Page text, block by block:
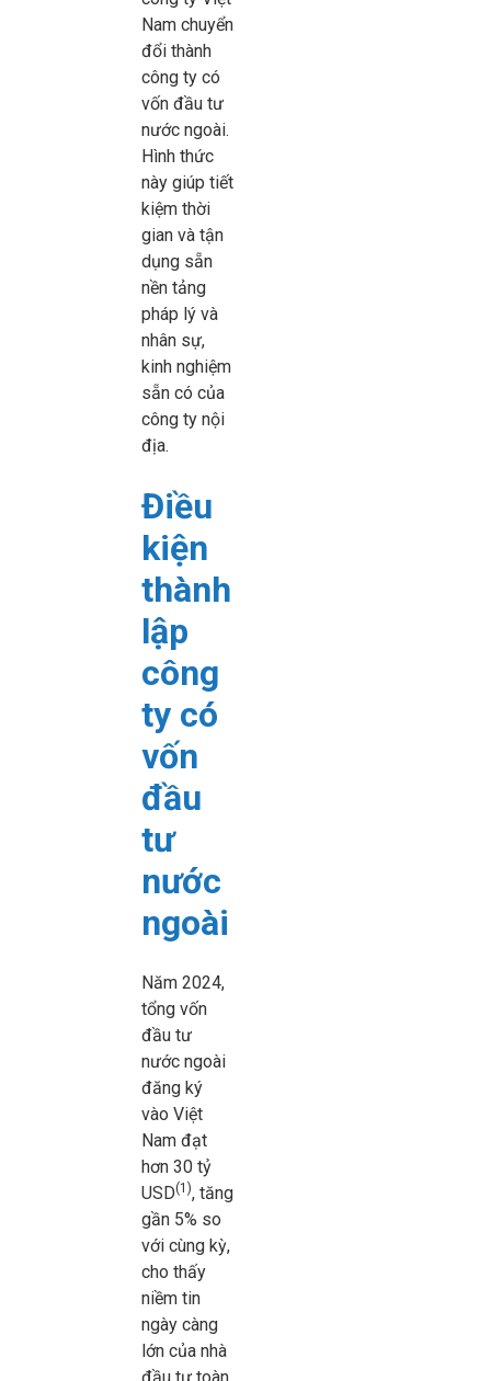
Nam chuyển
đổi thành
công ty có
vốn đầu tư
nước ngoài.
Hình thức
này giúp tiết
kiệm thời
gian và tận
dụng sẵn
nền tảng
pháp lý và
nhân sự,
kinh nghiệm
sẵn có của
công ty nội
địa.
Điều
kiện
thành
lập
công
ty có
vốn
đầu
tư
nước
ngoài
Năm 2024,
tổng vốn
đầu tư
nước ngoài
đăng ký
vào Việt
Nam đạt
hơn 30 tỷ
USD(1), tăng
gần 5% so
với cùng kỳ,
cho thấy
niềm tin
ngày càng
lớn của nhà